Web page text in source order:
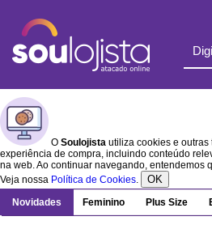
O Soulojista utiliza cookies e
experiência de compra, incluindo conteúdo
na web. Ao continuar navegando, entendemos
Veja nossa Política de Cookies. OK
Novidades Feminino Plus Size